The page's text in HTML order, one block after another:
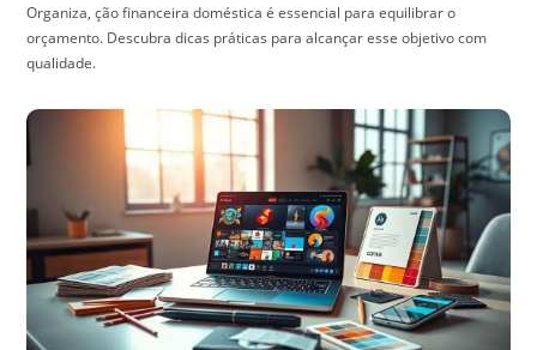
Organiza, ção financeira doméstica é essencial para equilibrar o
orçamento. Descubra dicas práticas para alcançar esse objetivo com
qualidade.